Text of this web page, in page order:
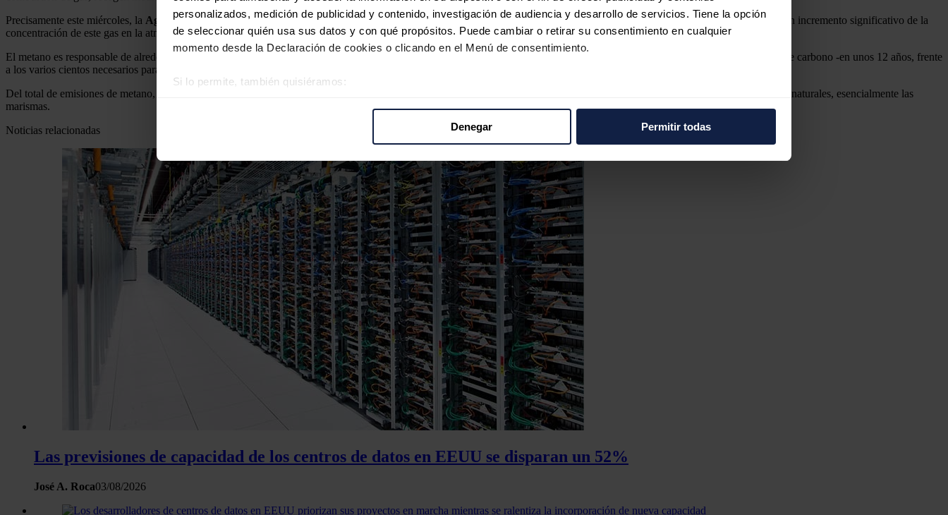
personalizados, medición de publicidad y contenido, investigación de audiencia y desarrollo de servicios. Tiene la opción
de seleccionar quién usa sus datos y con qué propósitos. Puede cambiar o retirar su consentimiento en cualquier
momento desde la Declaración de cookies o clicando en el Menú de consentimiento.
Si lo permite, también quisiéramos:
Las cookies de este sitio web se usan para personalizar el contenido y los anuncios, ofrecer funciones de redes sociales
y analizar el tráfico. Además, compartimos información sobre el uso que haga del sitio web con nuestros partners de
redes sociales, publicidad y análisis web, quienes pueden combinarla con otra información que les haya proporcionado o
que hayan recopilado a partir del uso que haya hecho de sus servicios.
Denegar Permitir todas
Precisamente este miércoles, la Agencia Internacional de Energía (AIE)publicó su informe anual sobremetano , con datos preliminares que indican que en 2023 se produjo un incremento significativo de la
concentración de este gas en la atmósfera, siguiendo la tendencia de los últimos años.
El metano es responsable de alrededor de un tercio del aumento de la temperatura global desde el comienzo de la Revolución Industrial y aunque se disipa antes que el dióxido de carbono -en unos 12 años, frente
a los varios cientos necesarios para el CO2-, tiene un efecto mucho más fuerte a corto plazo como gas de efecto invernadero.
Del total de emisiones de metano, en torno al 60% están generadas por la actividad humana, como la explotación de la energía o la agricultura, y el otro 40 % procede de fuentes naturales, esencialmente las
marismas.
Noticias relacionadas
Las previsiones de capacidad de los centros de datos en EEUU se disparan un 52%
José A. Roca03/08/2026